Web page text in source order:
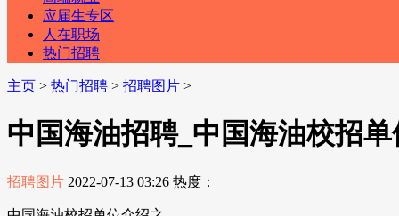
应届生专区
人在职场
热门招聘
主页 > 热门招聘 > 招聘图片 >
中国海油招聘_中国海油校招
招聘图片 2022-07-13 03:26 热度：